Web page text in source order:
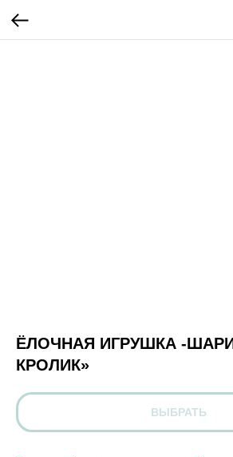
ЁЛОЧНАЯ ИГРУШКА -
КРОЛИК»
ВЫБРАТЬ